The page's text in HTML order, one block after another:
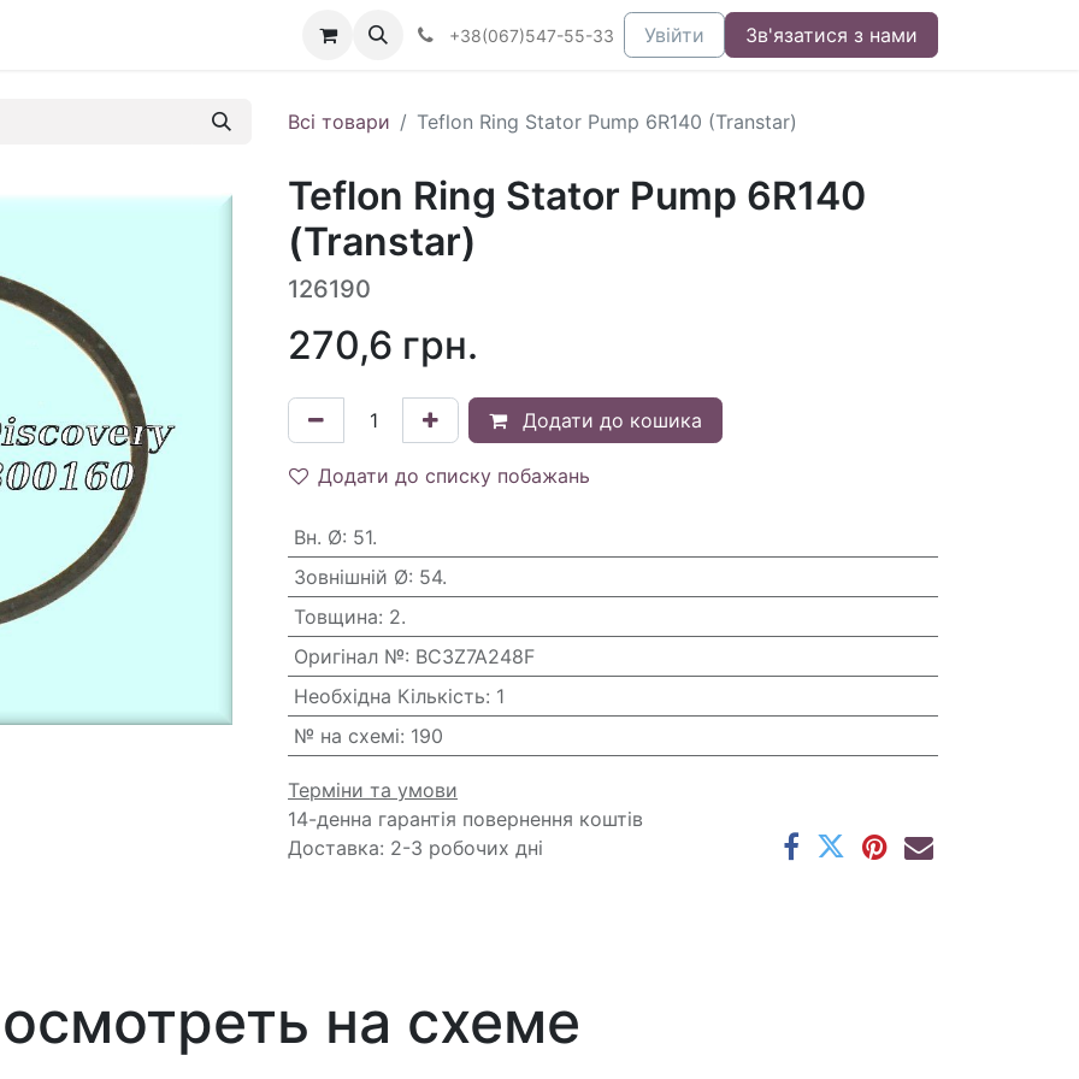
+38(067)547-55-33 Увійти Зв'язатися з нами
Всі товари Teflon Ring Stator Pump 6R140 (Transtar)
Teflon Ring Stator Pump 6R140
(Transtar)
126190
270,6 грн.
Додати до кошика
Додати до списку побажань
Вн. Ø: 51.
Зовнішній Ø: 54.
Товщина: 2.
Оригінал №: BC3Z7A248F
Необхідна Кількість: 1
№ на схемі: 190
Терміни та умови
14-денна гарантія повернення коштів
Доставка: 2-3 робочих дні
на схеме